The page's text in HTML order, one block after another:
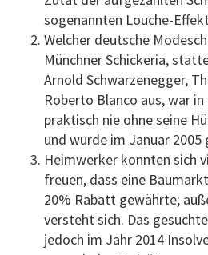
sogenannten Louche-
Welcher deutsche
Münchner Schickeria,
Arnold Schwarzenegger,
Roberto Blanco aus, war
praktisch nie ohne seine
und wurde im Januar
Heimwerker konnten sich
freuen, dass eine
20% Rabatt gewährte;
versteht sich. Das
jedoch im Jahr 2014